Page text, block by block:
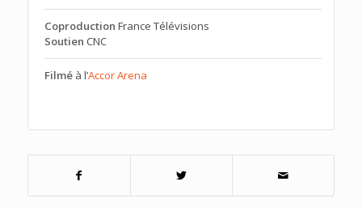
Coproduction France Télévisions
Soutien CNC
Filméà l’Accor Arena